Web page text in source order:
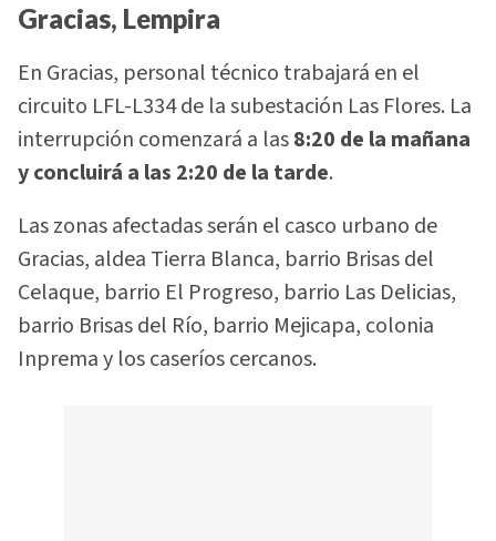
Gracias, Lempira
En Gracias, personal técnico trabajará en el
circuito LFL-L334 de la subestación Las Flores. La
interrupción comenzará a las8:20 de la mañana
y concluirá a las 2:20 de la tarde.
Las zonas afectadas serán el casco urbano de
Gracias, aldea Tierra Blanca, barrio Brisas del
Celaque, barrio El Progreso, barrio Las Delicias,
barrio Brisas del Río, barrio Mejicapa, colonia
Inprema y los caseríos cercanos.